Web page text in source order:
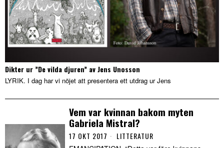
Dikter ur ”De vilda djuren” av Jens Unosson
LYRIK. I dag har vi nöjet att presentera ett utdrag ur Jens
Vem var kvinnan bakom myten
Gabriela Mistral?
17 OKT 2017 LITTERATUR